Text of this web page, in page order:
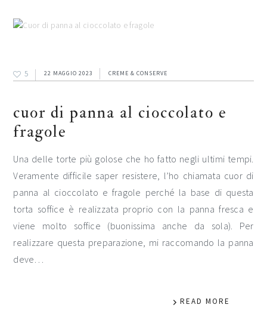
5 22 MAGGIO 2023 CREME & CONSERVE
cuor di panna al cioccolato e
fragole
Una delle torte più golose che ho fatto negli ultimi tempi.
Veramente difficile saper resistere, l’ho chiamata cuor di
panna al cioccolato e fragole perché la base di questa
torta soffice è realizzata proprio con la panna fresca e
viene molto soffice (buonissima anche da sola). Per
realizzare questa preparazione, mi raccomando la panna
deve…
READ MORE